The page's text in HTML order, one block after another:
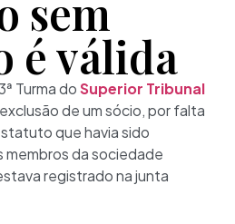
sem
é válida
Turma doSuperior Tribunal
exclusão de um sócio, por falta
que havia sido
da sociedade
registrado na junta